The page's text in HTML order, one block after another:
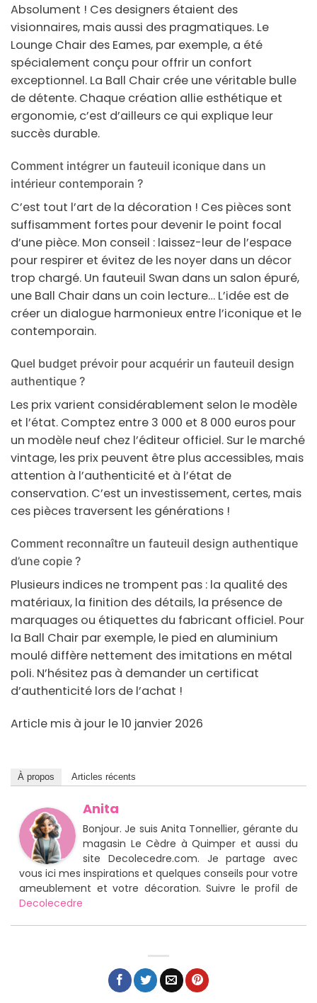
Absolument ! Ces designers étaient des
visionnaires, mais aussi des pragmatiques. Le
Lounge Chair des Eames, par exemple, a été
spécialement conçu pour offrir un confort
exceptionnel. La Ball Chair crée une véritable bulle
de détente. Chaque création allie esthétique et
ergonomie, c’est d’ailleurs ce qui explique leur
succès durable.
Comment intégrer un fauteuil iconique dans un
intérieur contemporain ?
C’est tout l’art de la décoration ! Ces pièces sont
suffisamment fortes pour devenir le point focal
d’une pièce. Mon conseil : laissez-leur de l’espace
pour respirer et évitez de les noyer dans un décor
trop chargé. Un fauteuil Swan dans un salon épuré,
une Ball Chair dans un coin lecture… L’idée est de
créer un dialogue harmonieux entre l’iconique et le
contemporain.
Quel budget prévoir pour acquérir un fauteuil design
authentique ?
Les prix varient considérablement selon le modèle
et l’état. Comptez entre 3 000 et 8 000 euros pour
un modèle neuf chez l’éditeur officiel. Sur le marché
vintage, les prix peuvent être plus accessibles, mais
attention à l’authenticité et à l’état de
conservation. C’est un investissement, certes, mais
ces pièces traversent les générations !
Comment reconnaître un fauteuil design authentique
d’une copie ?
Plusieurs indices ne trompent pas : la qualité des
matériaux, la finition des détails, la présence de
marquages ou étiquettes du fabricant officiel. Pour
la Ball Chair par exemple, le pied en aluminium
moulé diffère nettement des imitations en métal
poli. N’hésitez pas à demander un certificat
d’authenticité lors de l’achat !
Article mis à jour le 10 janvier 2026
À propos Articles récents
Anita
Bonjour. Je suis Anita Tonnellier, gérante du
magasin Le Cèdre à Quimper et aussi du
site Decolecedre.com. Je partage avec
vous ici mes inspirations et quelques conseils pour votre
ameublement et votre décoration. Suivre le profil de
Decolecedre